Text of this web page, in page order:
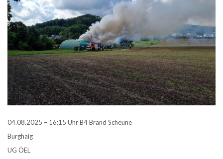
04.08.2025 – 16:15 Uhr B4 Brand Scheune
Burghaig
UG ÖEL